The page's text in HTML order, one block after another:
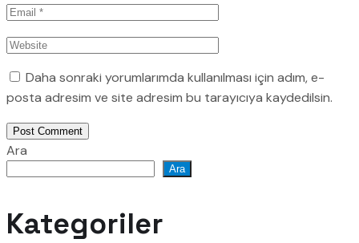
Daha sonraki yorumlarımda kullanılması için adım, e-
posta adresim ve site adresim bu tarayıcıya kaydedilsin.
Post Comment
Ara
Ara
Kategoriler